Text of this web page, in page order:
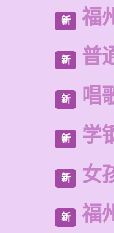
新 福
新 普
新 唱
新 学
新 女
新 福